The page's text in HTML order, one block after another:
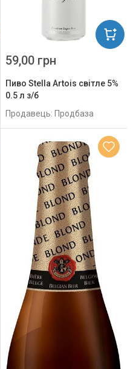
Пиво Stella Artois світле 5%
0.5 л з/б
Продавець: Продбаза
59,00 грн